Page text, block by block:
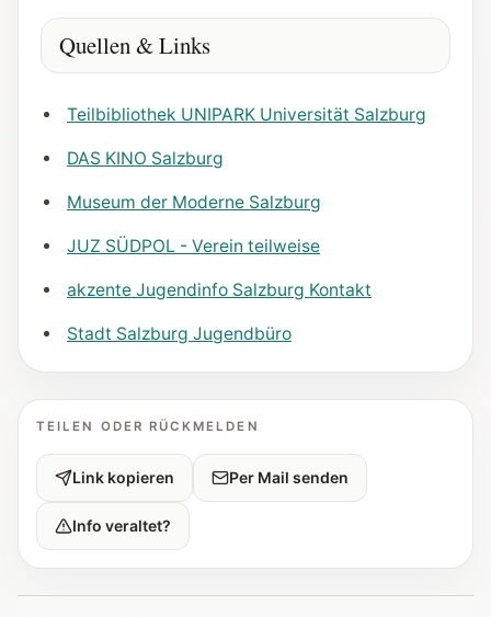
Quellen & Links
Teilbibliothek UNIPARK Universität Salzburg
DAS KINO Salzburg
Museum der Moderne Salzburg
JUZ SÜDPOL - Verein teilweise
akzente Jugendinfo Salzburg Kontakt
Stadt Salzburg Jugendbüro
TEILEN ODER RÜCKMELDEN
Link kopieren Per Mail senden
Info veraltet?